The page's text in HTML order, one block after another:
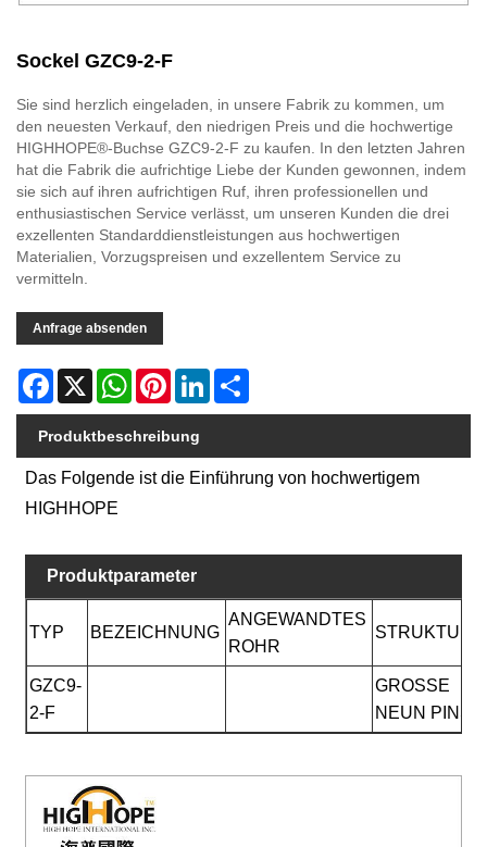
Sockel GZC9-2-F
Sie sind herzlich eingeladen, in unsere Fabrik zu kommen, um
den neuesten Verkauf, den niedrigen Preis und die hochwertige
HIGHHOPE®-Buchse GZC9-2-F zu kaufen. In den letzten Jahren
hat die Fabrik die aufrichtige Liebe der Kunden gewonnen, indem
sie sich auf ihren aufrichtigen Ruf, ihren professionellen und
enthusiastischen Service verlässt, um unseren Kunden die drei
exzellenten Standarddienstleistungen aus hochwertigen
Materialien, Vorzugspreisen und exzellentem Service zu
vermitteln.
Anfrage absenden
Facebook
X WhatsAppPinterestLinkedIn
Produktbeschreibung
Das Folgende ist die Einführung von hochwertigem
HIGHHOPE
Produktparameter
TYP BEZEICHNUNG
ANGEWANDTES
ROHR
STRUKTUR
GZC9-
2-F
GROSSE
NEUN PINS